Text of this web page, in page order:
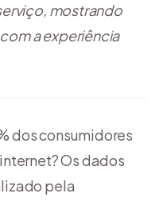
mostrando
a experiência
dos consumidores
Os dados
pela